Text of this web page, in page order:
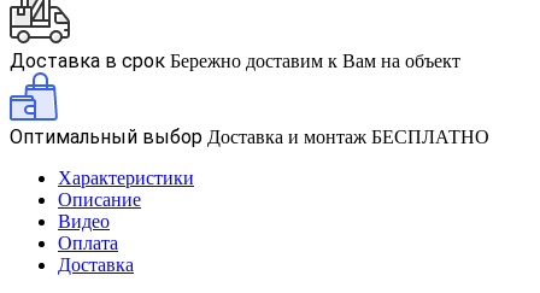
Доставка в срок Бережно доставим к Вам на объект
Оптимальный выбор Доставка и монтаж БЕСПЛАТНО
Характеристики
Описание
Видео
Оплата
Доставка